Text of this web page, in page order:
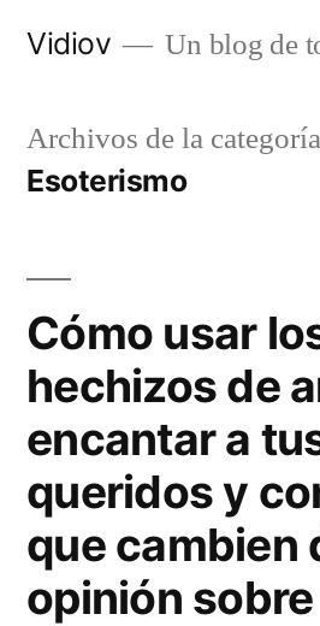
Vidiov Un blog de
Archivos de la
Esoterismo
Cómo usar
hechizos de
encantar a
queridos y
que cambien
opinión